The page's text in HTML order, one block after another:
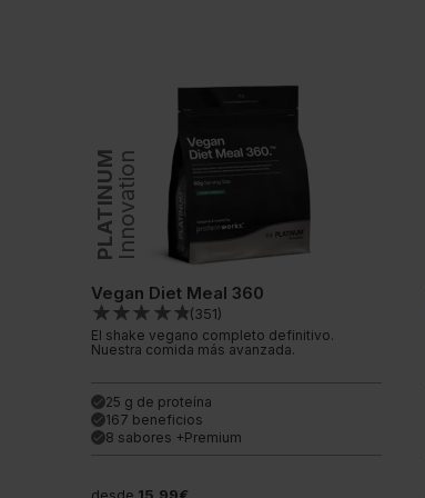
PLATINUMInnovation
Vegan Diet Meal 360
(351)
El shake vegano completo definitivo.
Nuestra comida más avanzada.
done 25 g de proteína
done 167 beneficios
done 8 sabores +Premium